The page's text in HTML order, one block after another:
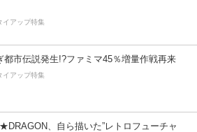
イアップ特集
都市伝説発生!?ファミマ45％増量作戦再来
イアップ特集
、自ら描いた”レトロフューチャ